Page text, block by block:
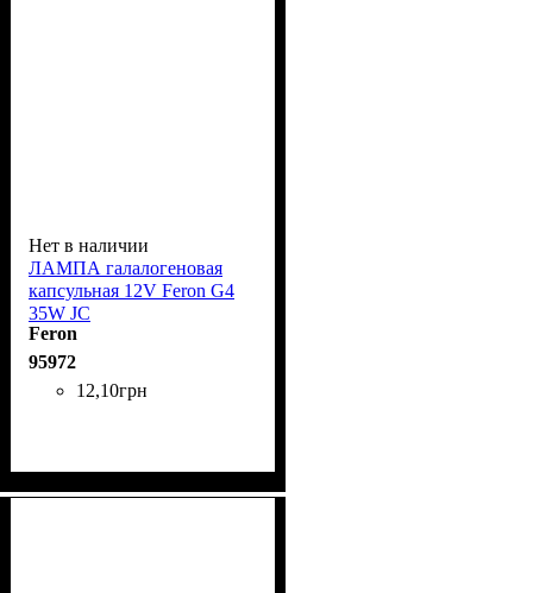
Нет в наличии
ЛАМПА галалогеновая
капсульная 12V Feron G4
35W JC
Feron
95972
12,10грн